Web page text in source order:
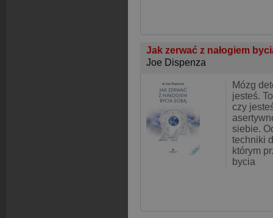
Jak zerwać z nałogiem
Joe Dispenza
Mózg
jesteś.
czy
siebie.
techniki
którym
bycia